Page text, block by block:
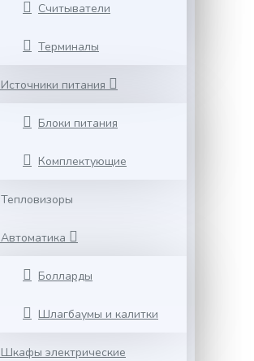
Считыватели
Терминалы
Источники питания
Блоки питания
Комплектующие
Тепловизоры
Автоматика
Болларды
Шлагбаумы и калитки
Шкафы электрические